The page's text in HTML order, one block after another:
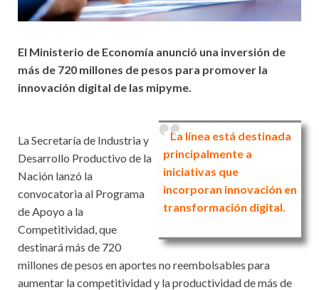
El Ministerio de Economía anunció una inversión de
más de 720 millones de pesos para promover la
innovación digital de las mipyme.
La línea está destinada
principalmente a
iniciativas que
incorporan innovación en
transformación digital.
La Secretaría de Industria y
Desarrollo Productivo de la
Nación lanzó la
convocatoria al Programa
de Apoyo a la
Competitividad, que
destinará más de 720
millones de pesos en aportes no reembolsables para
aumentar la competitividad y la productividad de más de